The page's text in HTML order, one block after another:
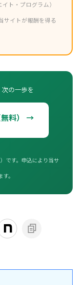
ト・プログラム）
サイトが報酬を得る
の一歩を
無料） →
です。申込により当サ
。